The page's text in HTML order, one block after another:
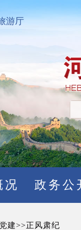
游厅
况 政务公
建>>正风肃纪